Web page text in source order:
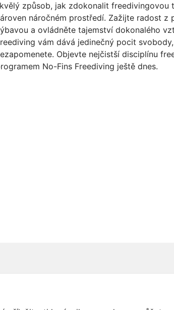
způsob, jak zdokonalit freedivingovou
náročném prostředí. Zažijte radost z
a ovládněte tajemství dokonalého
vám dává jedinečný pocit
Objevte nejčistší disciplínu
No-Fins Freediving ještě dnes.